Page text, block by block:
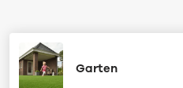
Garten